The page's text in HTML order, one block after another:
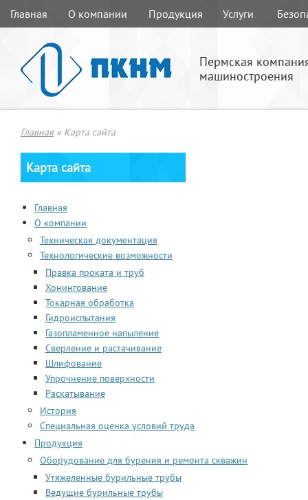
Главная О компании Продукция Услуги
Пермская
машиностроения
Главная» Карта сайта
Карта сайта
Главная
О компании
Техническая документация
Технологические возможности
Правка проката и труб
Хонингование
Токарная обработка
Гидроиспытания
Газопламенное напыление
Сверление и растачивание
Шлифование
Упрочнение поверхности
Раскатывание
История
Специальная оценка условий труда
Продукция
Оборудование для бурения и ремонта скважин
Утяжеленные бурильные трубы
Ведущие бурильные трубы